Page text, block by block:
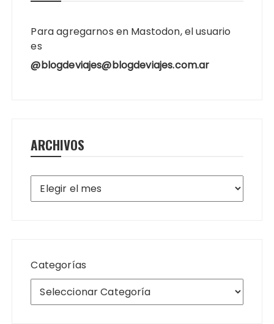
Para agregarnos en Mastodon, el usuario
es
@blogdeviajes@blogdeviajes.com.ar
ARCHIVOS
Archivos
Categorías